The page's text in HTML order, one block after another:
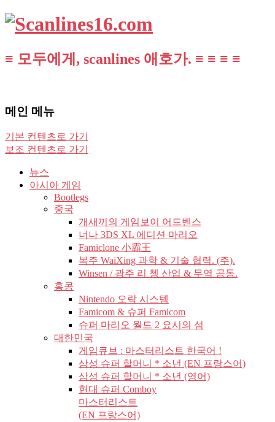
≡ 모두에게, scanlines 애호가. ≡ ≡ ≡ ≡
메인 메뉴
기본 컨텐츠로 가기
보조 컨텐츠로 가기
뉴스
아시아 게임
Bootlegs
중국
개새끼의 게임보이 어드벤스
너나 3DS XL 에디션 마리오
Famiclone 小霸王
복주 WaiXing 과학 & 기술 협력. (주).
Winsen / 광주 리 쳉 산업 & 무역 공동.
홍콩
Nintendo 오락 시스템
Famicom & 슈퍼 Famicom
슈퍼 마리오 월드 2 요시의 섬
대한민국
게임큐브 : 마스터리스트 한국어 !
삼성 슈퍼 할머니 * 소년 (EN 프랑스어)
삼성 슈퍼 할머니 * 소년 (영어)
현대 슈퍼 Comboy
마스터리스트
(EN 프랑스어)